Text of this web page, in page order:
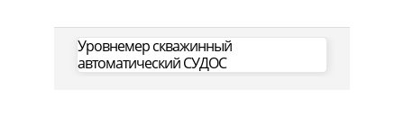
Уровнемер скважинный
автоматический СУДОС